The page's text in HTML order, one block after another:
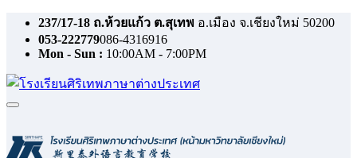
Skip
content
237/17-18 ถ.ห้วยแก้ว ต.สุเทพ อ.เมือง จ.เชียงใหม่ 50200
053-222779086-4316916
Mon - Sun : 10:00AM - 7:00PM